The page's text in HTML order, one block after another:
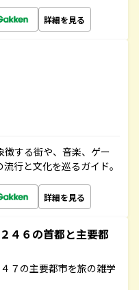
詳細を見る
する街や、音楽、ゲー
行と文化を巡るガイド。
詳細を見る
４６の首都と主要都
７の主要都市を旅の雑学